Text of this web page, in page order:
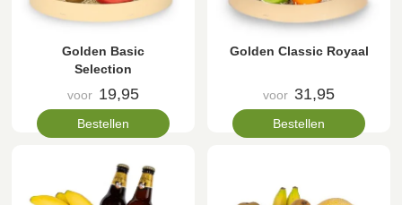
Golden Basic
Selection
voor 19,95
Bestellen
Golden Classic Royaal
voor 31,95
Bestellen